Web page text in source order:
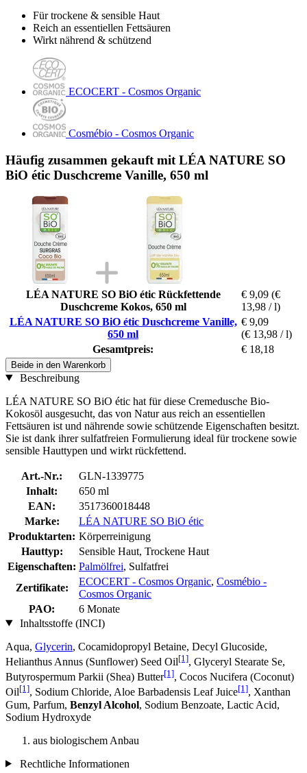
Für trockene & sensible Haut
Reich an essentiellen Fettsäuren
Wirkt nährend & schützend
ECOCERT - Cosmos Organic
Cosmébio - Cosmos Organic
Häufig zusammen gekauft mit LÉA NATURE SO
BiO étic Duschcreme Vanille, 650 ml
LÉA NATURE SO BiO étic Rückfettende
Duschcreme Kokos, 650 ml
€ 9,09 (€
13,98 / l)
LÉA NATURE SO BiO étic Duschcreme Vanille,
650 ml
€ 9,09
(€ 13,98 / l)
Gesamtpreis:
€ 18,18
Beide in den Warenkorb
Beschreibung
LÉA NATURE SO BiO étic hat für diese Cremedusche Bio-
Kokosöl ausgesucht, das von Natur aus reich an essentiellen
Fettsäuren ist und nährende sowie schützende Eigenschaften besitzt.
Sie ist dank ihrer sulfatfreien Formulierung ideal für trockene sowie
sensible Hauttypen und wirkt rückfettend.
Art.-Nr.:
GLN-1339775
Inhalt:
650 ml
EAN:
3517360018448
Marke:
LÉA NATURE SO BiO étic
Produktarten: Körperreinigung
Hauttyp:
Sensible Haut, Trockene Haut
Eigenschaften: Palmölfrei, Sulfatfrei
Zertifikate:
ECOCERT - Cosmos Organic, Cosmébio -
Cosmos Organic
PAO:
6 Monate
Inhaltsstoffe (INCI)
Aqua, Glycerin, Cocamidopropyl Betaine, Decyl Glucoside,
Helianthus Annus (Sunflower) Seed Oil[1], Glyceryl Stearate Se,
Butyrospermum Parkii (Shea) Butter[1], Cocos Nucifera (Coconut)
Oil[1], Sodium Chloride, Aloe Barbadensis Leaf Juice[1], Xanthan
Gum, Parfum, Benzyl Alcohol, Sodium Benzoate, Lactic Acid,
Sodium Hydroxyde
aus biologischem Anbau
Rechtliche Informationen